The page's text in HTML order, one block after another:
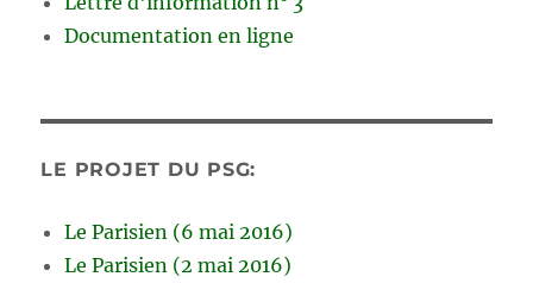
Documentation en ligne
LE PROJET DU PSG:
Le Parisien (6 mai 2016)
Le Parisien (2 mai 2016)